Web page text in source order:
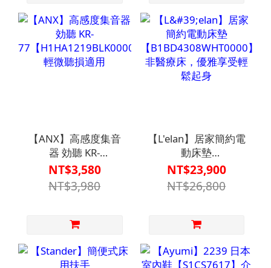
【ANX】高感度集音
器 効聽 KR-
77【H1HA1219BLK0000】
輕微聽損適用
NT$3,580
NT$3,980
【L'elan】居家簡約電
動床墊
【B1BD4308WHT0000】
非醫療床，優雅享受
輕鬆起身
NT$23,900
NT$26,800